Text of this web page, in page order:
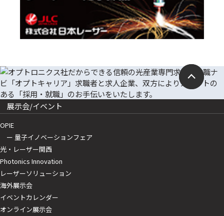
展示会/イベント
OPIE
ー 量子イノベーションフェア
光・レーザー関西
Photonics Innovation
レーザーソリューション
海外展示会
イベントカレンダー
オンライン展示会